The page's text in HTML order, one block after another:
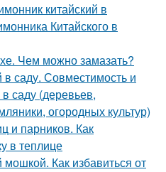
китайский в
Китайского в
Чем можно замазать?
саду. Совместимость и
саду (деревьев,
огородных культур)
и парников. Как
в теплице
мошкой. Как избавиться от